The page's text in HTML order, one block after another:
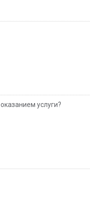
услуги?